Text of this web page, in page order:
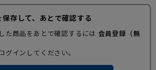
存して、あとで確認する
た商品をあとで確認するには 会員登録（無
グインしてください。